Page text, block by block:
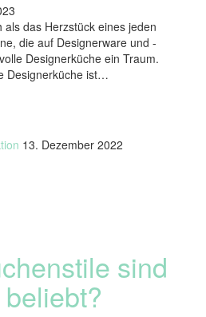
als das Herzstück eines jeden
die auf Designerware und -
Designerküche ein Traum.
Designerküche ist…
13. Dezember 2022
sind